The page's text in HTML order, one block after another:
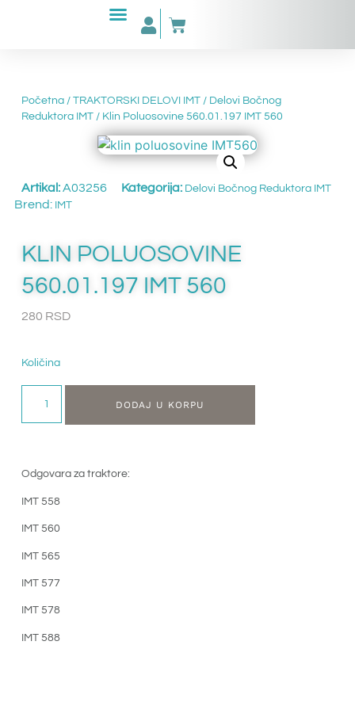
Početna/ TRAKTORSKI DELOVI IMT/ Delovi Bočnog
Reduktora IMT/ Klin Poluosovine 560.01.197 IMT 560
Artikal:A03256 Kategorija: Delovi Bočnog Reduktora IMT
Brend: IMT
KLIN POLUOSOVINE
560.01.197 IMT 560
280 RSD
Količina
DODAJ U KORPU
Odgovara za traktore:
IMT 558
IMT 560
IMT 565
IMT 577
IMT 578
IMT 588